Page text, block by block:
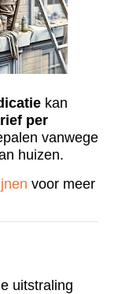
kan
per
vanwege
huizen.
voor meer
uitstraling